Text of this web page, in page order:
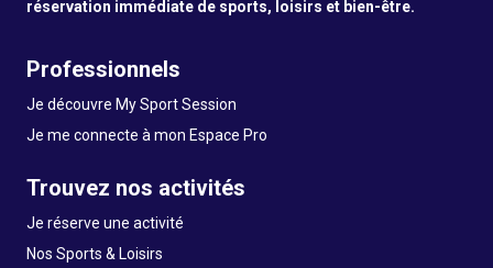
réservation immédiate de sports, loisirs et bien-être.
Professionnels
Je découvre My Sport Session
Je me connecte à mon Espace Pro
Trouvez nos activités
Je réserve une activité
Nos Sports & Loisirs